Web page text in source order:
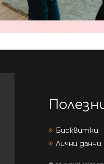
Бисквитки
Лични данни